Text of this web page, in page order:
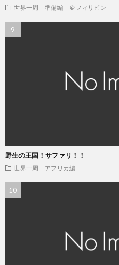
世界一周 準備編 ＠フィリピン
野生の王国！サファリ！！
世界一周 アフリカ編